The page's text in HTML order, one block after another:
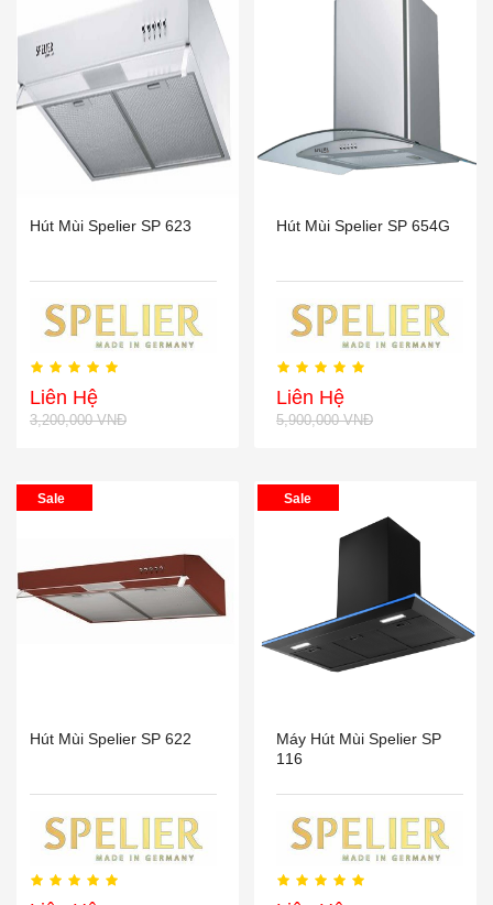
Hút Mùi Spelier SP 623
Liên Hệ
3,200,000 VNĐ
Hút Mùi Spelier SP 654G
Liên Hệ
5,900,000 VNĐ
Sale
Hút Mùi Spelier SP 622
Sale
Máy Hút Mùi Spelier SP
116